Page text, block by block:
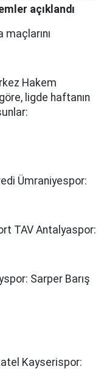
açıklandı
Hakem
ligde haftanın
Ümraniyespor:
TAV Antalyaspor:
Sarper Barış
Kayserispor: